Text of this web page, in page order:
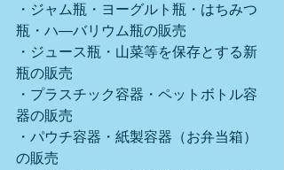
・ジャム瓶・ヨーグルト瓶・はちみつ
瓶・ハ―バリウム瓶の販売
・ジュース瓶・山菜等を保存とする新
瓶の販売
・プラスチック容器・ペットボトル容
器の販売
・パウチ容器・紙製容器（お弁当箱）
の販売